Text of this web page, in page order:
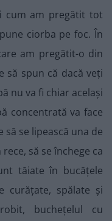
cum am pregătit tot
ciorba pe foc. În
am pregătit-o din
să spun că dacă veți
nu va fi chiar același
concentrată va face
să se lipească una de
să se închege ca
tăiate în bucățele
curățate, spălate și
buchețelul cu